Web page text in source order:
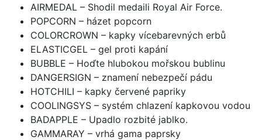
AIRMEDAL – Shodil medaili Royal Air Force.
POPCORN – házet popcorn
COLORCROWN – kapky vícebarevných erbů
ELASTICGEL – gel proti kapání
BUBBLE – Hoďte hlubokou mořskou bublinu
DANGERSIGN – znamení nebezpečí pádu
HOTCHILI – kapky červené papriky
COOLINGSYS – systém chlazení kapkovou vodou
BADAPPLE – Upadlo rozbité jablko.
GAMMARAY – vrhá gama paprsky